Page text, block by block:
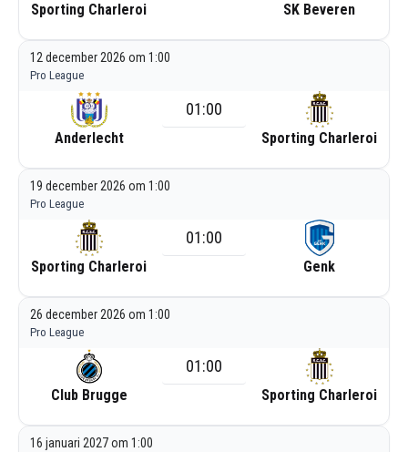
Sporting Charleroi SK Beveren
12 december 2026 om 1:00
Pro League
Anderlecht
01:00
Sporting Charleroi
19 december 2026 om 1:00
Pro League
Sporting Charleroi
01:00
Genk
26 december 2026 om 1:00
Pro League
Club Brugge
01:00
Sporting Charleroi
16 januari 2027 om 1:00